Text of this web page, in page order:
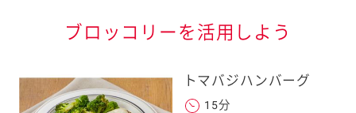
ブロッコリーを活用しよう
トマバジハンバーグ
15分